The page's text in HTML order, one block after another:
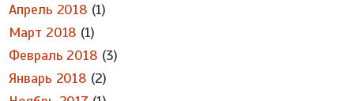
Апрель 2018 (1)
Март 2018 (1)
Февраль 2018 (3)
Январь 2018 (2)